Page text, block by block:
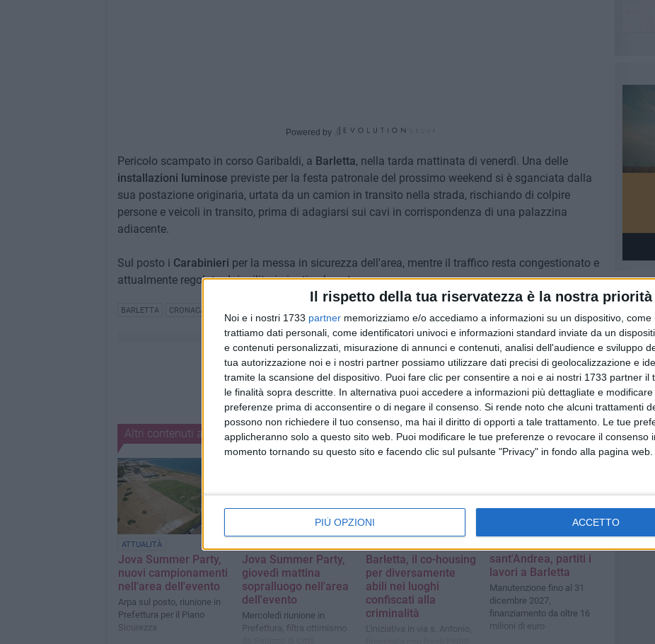
Il rispetto della tua riservatezza è la nostra priorità
Noi e i nostri 1733 partner memorizziamo e/o accediamo a informazioni su un dispositivo, come
trattiamo dati personali, come identificatori univoci e informazioni standard inviate da un
e contenuti personalizzati, misurazione di annunci e contenuti, analisi dell'audience e sviluppo
tua autorizzazione noi e i nostri partner possiamo utilizzare dati precisi di geolocalizzazione e
tramite la scansione del dispositivo. Puoi fare clic per consentire a noi e ai nostri 1733 partner il
le finalità sopra descritte. In alternativa puoi accedere a informazioni più dettagliate e
preferenze prima di acconsentire o di negare il consenso. Si rende noto che alcuni trattamenti
possono non richiedere il tuo consenso, ma hai il diritto di opporti a tale trattamento. Le tue
applicheranno solo a questo sito web. Puoi modificare le tue preferenze o revocare il consenso
momento tornando su questo sito e facendo clic sul pulsante "Privacy" in fondo alla pagina web.
PIÙ OPZIONI ACCETTO
Powered by
Pericolo scampato in corso Garibaldi, a Barletta, nella tarda mattinata di venerdì. Una delle
installazioni luminose previste per la festa patronale del prossimo weekend si è sganciata dalla
sua postazione originaria, urtata da un camion in transito nella strada, rischiando di colpire
persone e veicoli in transito, prima di adagiarsi sui cavi in corrispondenza di una palazzina
adiacente.
Sul posto i Carabinieri per la messa in sicurezza dell'area, mentre il traffico resta congestionato e
attualmente regolato dai militari giunti sul posto.
BARLETTA CRONACA
Altri contenuti a tema
ATTUALITÀ
Jova Summer Party,
nuovi campionamenti
nell'area dell'evento
Arpa sul posto, riunione in
Prefettura per il Piano
Sicurezza
Jova Summer Party,
giovedì mattina
sopralluogo nell'area
dell'evento
Mercoledì riunione in
Prefettura, filtra ottimismo
Barletta, il co-housing
per diversamente
abili nei luoghi
confiscati alla
criminalità
L'iniziativa in via s. Antonio,
Ex convento
sant'Andrea, partiti i
lavori a Barletta
Manutenzione fino al 31
dicembre 2027,
finanziamento da oltre 16
milioni di euro